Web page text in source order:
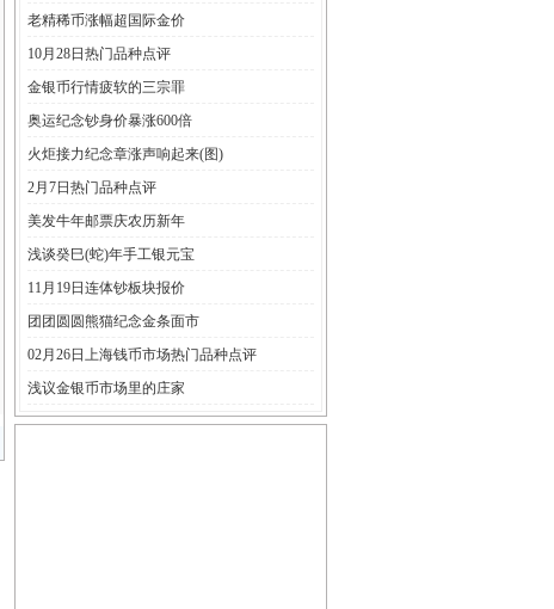
老精稀币涨幅超国际金价
10月28日热门品种点评
金银币行情疲软的三宗罪
奥运纪念钞身价暴涨600倍
火炬接力纪念章涨声响起来(图)
2月7日热门品种点评
美发牛年邮票庆农历新年
浅谈癸巳(蛇)年手工银元宝
11月19日连体钞板块报价
团团圆圆熊猫纪念金条面市
02月26日上海钱币市场热门品种点评
浅议金银币市场里的庄家